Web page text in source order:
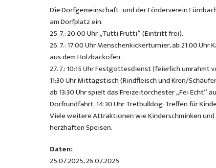
Die Dorfgemeinschaft- und der Förderverein
am Dorfplatz ein.
25. 7.: 20:00 Uhr „Tutti Frutti“ (Eintritt frei).
26. 7.: 17:00 Uhr Menschenkickerturnier, ab 21:00
aus dem Holzbackofen.
27. 7.: 10:15 Uhr Festgottesdienst (feierlich umrahmt
11:30 Uhr Mittagstisch (Rindfleisch und Kren/
ab 13:30 Uhr spielt das Freizeitorchester „Fei Echt“
Dorfrundfahrt; 14:30 Uhr Tretbulldog-Treffen für
Viele weitere Attraktionen wie Kinderschminken
herzhaften Speisen.
Daten:
25.07.2025, 26.07.2025